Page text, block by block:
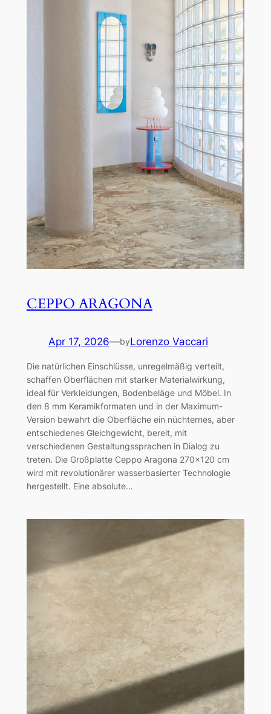
CEPPO ARAGONA
Apr 17, 2026—byLorenzo Vaccari
Die natürlichen Einschlüsse, unregelmäßig verteilt,
schaffen Oberflächen mit starker Materialwirkung,
ideal für Verkleidungen, Bodenbeläge und Möbel. In
den 8 mm Keramikformaten und in der Maximum-
Version bewahrt die Oberfläche ein nüchternes, aber
entschiedenes Gleichgewicht, bereit, mit
verschiedenen Gestaltungssprachen in Dialog zu
treten. Die Großplatte Ceppo Aragona 270×120 cm
wird mit revolutionärer wasserbasierter Technologie
hergestellt. Eine absolute…